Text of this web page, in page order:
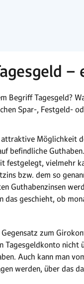
Begriff Tagesgeld?
Spar-, Festgeld-
Möglichkeit
befindliche
festgelegt, vielmehr
bzw. dem so
Guthabenzinsen
das geschieht, ob
zum
Tagesgeldkonto
Auch kann man
werden, über das